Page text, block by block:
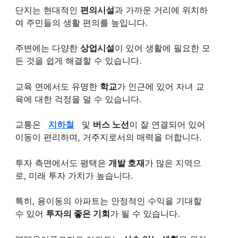
단지는 현대적인 편의시설과 가까운 거리에 위치하
여 주민들의 생활 편의를 높입니다.
주변에는 다양한 상업시설이 있어 생활에 필요한 모
든 것을 쉽게 해결할 수 있습니다.
교육 면에서도 유명한 학교가 인근에 있어 자녀 교
육에 대한 걱정을 덜 수 있습니다.
교통은 지하철 및 버스 노선이 잘 연결되어 있어
이동이 편리하며, 거주지로서의 매력을 더합니다.
투자 측면에서도 평택은 개발 호재가 많은 지역으
로, 미래 투자 가치가 높습니다.
특히, 용이동의 아파트는 안정적인 수익을 기대할
수 있어 투자의 좋은 기회 가 될 수 있습니다.